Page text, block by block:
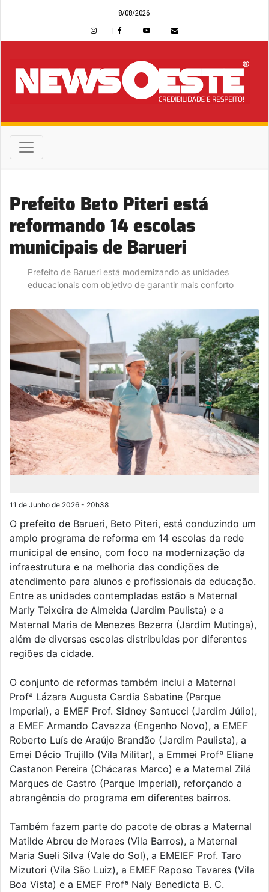
8/08/2026
Prefeito Beto Piteri está
reformando 14 escolas
municipais de Barueri
Prefeito de Barueri está modernizando as unidades
educacionais com objetivo de garantir mais conforto
11 de Junho de 2026 - 20h38
O prefeito de Barueri, Beto Piteri, está conduzindo um
amplo programa de reforma em 14 escolas da rede
municipal de ensino, com foco na modernização da
infraestrutura e na melhoria das condições de
atendimento para alunos e profissionais da educação.
Entre as unidades contempladas estão a Maternal
Marly Teixeira de Almeida (Jardim Paulista) e a
Maternal Maria de Menezes Bezerra (Jardim Mutinga),
além de diversas escolas distribuídas por diferentes
regiões da cidade.
O conjunto de reformas também inclui a Maternal
Profª Lázara Augusta Cardia Sabatine (Parque
Imperial), a EMEF Prof. Sidney Santucci (Jardim Júlio),
a EMEF Armando Cavazza (Engenho Novo), a EMEF
Roberto Luís de Araújo Brandão (Jardim Paulista), a
Emei Décio Trujillo (Vila Militar), a Emmei Profª Eliane
Castanon Pereira (Chácaras Marco) e a Maternal Zilá
Marques de Castro (Parque Imperial), reforçando a
abrangência do programa em diferentes bairros.
Também fazem parte do pacote de obras a Maternal
Matilde Abreu de Moraes (Vila Barros), a Maternal
Maria Sueli Silva (Vale do Sol), a EMEIEF Prof. Taro
Mizutori (Vila São Luiz), a EMEF Raposo Tavares (Vila
Boa Vista) e a EMEF Profª Naly Benedicta B. C.